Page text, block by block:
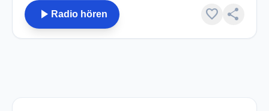
play_arrow Radio hören favorite share